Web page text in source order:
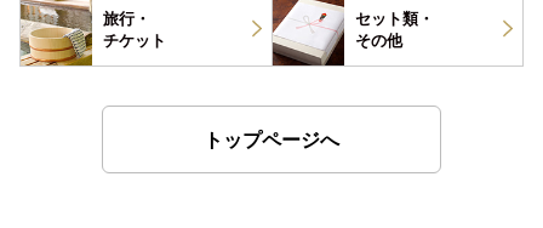
旅行・
チケット
セット類・
その他
トップページへ